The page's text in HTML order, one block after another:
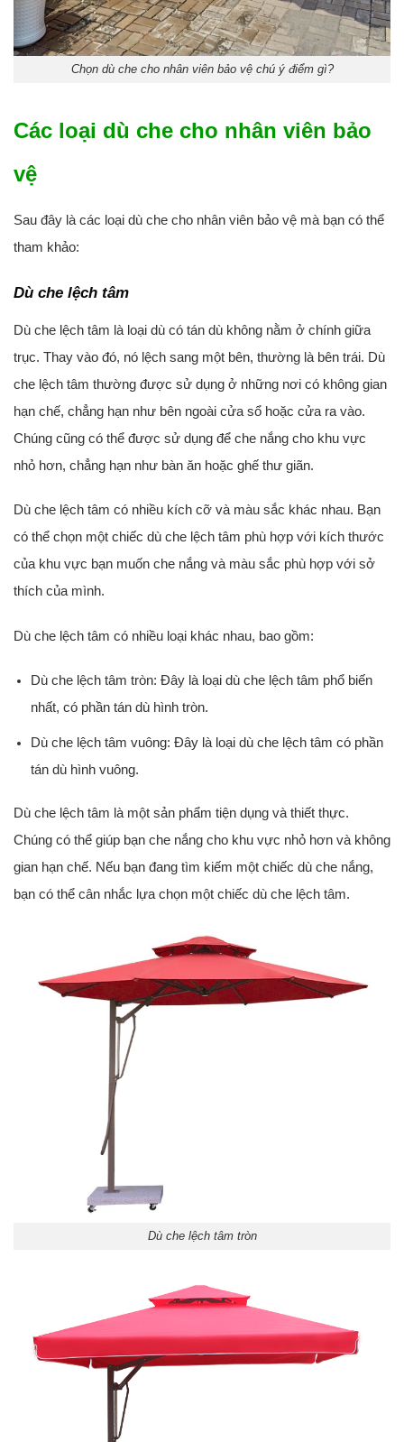
Chọn dù che cho nhân viên bảo vệ chú ý điểm gì?
Các loại dù che cho nhân viên bảo
vệ
Sau đây là các loại dù che cho nhân viên bảo vệ mà bạn có thể
tham khảo:
Dù che lệch tâm
Dù che lệch tâm là loại dù có tán dù không nằm ở chính giữa
trục. Thay vào đó, nó lệch sang một bên, thường là bên trái. Dù
che lệch tâm thường được sử dụng ở những nơi có không gian
hạn chế, chẳng hạn như bên ngoài cửa sổ hoặc cửa ra vào.
Chúng cũng có thể được sử dụng để che nắng cho khu vực
nhỏ hơn, chẳng hạn như bàn ăn hoặc ghế thư giãn.
Dù che lệch tâm có nhiều kích cỡ và màu sắc khác nhau. Bạn
có thể chọn một chiếc dù che lệch tâm phù hợp với kích thước
của khu vực bạn muốn che nắng và màu sắc phù hợp với sở
thích của mình.
Dù che lệch tâm có nhiều loại khác nhau, bao gồm:
Dù che lệch tâm tròn: Đây là loại dù che lệch tâm phổ biến
nhất, có phần tán dù hình tròn.
Dù che lệch tâm vuông: Đây là loại dù che lệch tâm có phần
tán dù hình vuông.
Dù che lệch tâm là một sản phẩm tiện dụng và thiết thực.
Chúng có thể giúp bạn che nắng cho khu vực nhỏ hơn và không
gian hạn chế. Nếu bạn đang tìm kiếm một chiếc dù che nắng,
bạn có thể cân nhắc lựa chọn một chiếc dù che lệch tâm.
Dù che lệch tâm tròn